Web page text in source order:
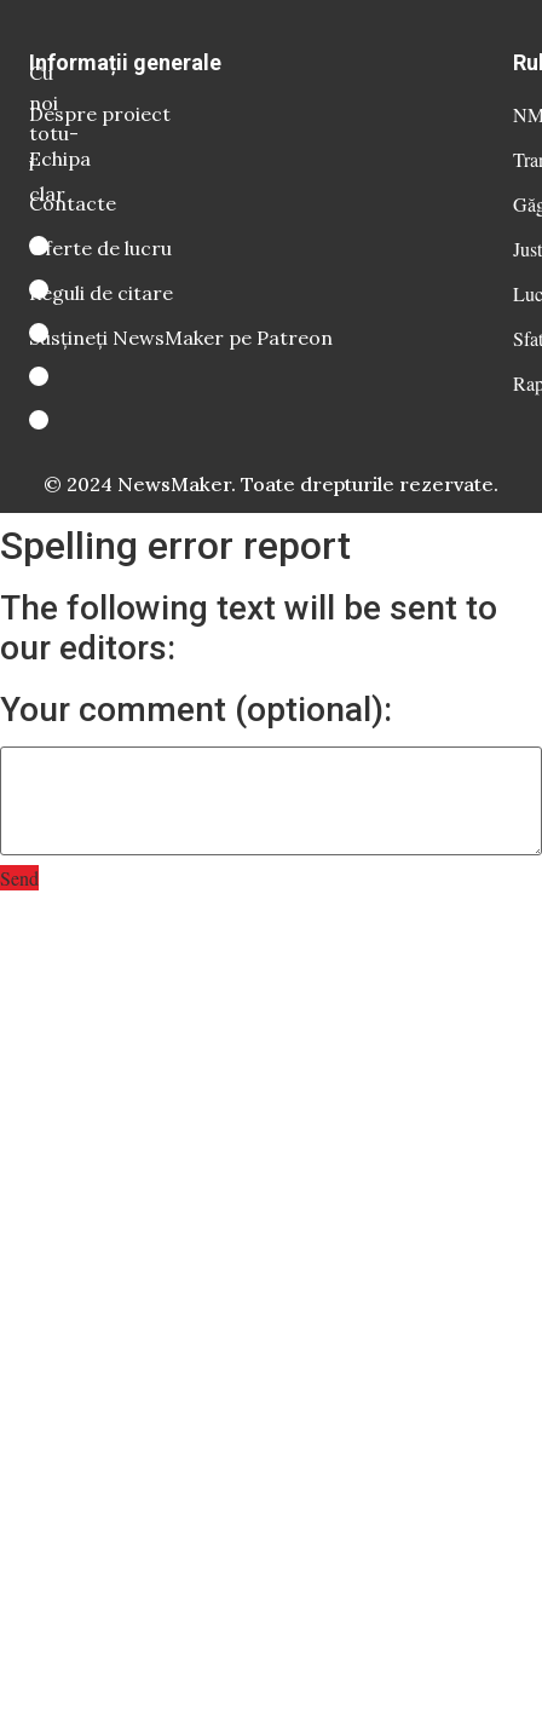
Cu
noi
totu-
i
clar
Informații generale
Despre proiect
Echipa
Contacte
Oferte de lucru
Reguli de citare
Susțineți NewsMaker pe Patreon
© 2024 NewsMaker. Toate drepturile rezervate.
Spelling error report
The following text will be sent to
our editors:
Your comment (optional):
Send